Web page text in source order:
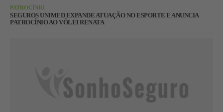
PATROCÍNIO
SEGUROS UNIMED EXPANDE ATUAÇÃO NO ESPORTE E ANUNCIA
PATROCÍNIO AO VÔLEI RENATA